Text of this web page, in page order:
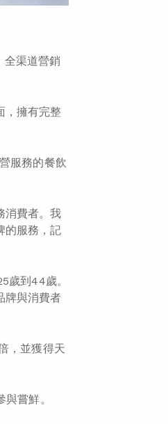
全渠道營銷
，擁有完整
服務的餐飲
消費者。我
的服務，記
歲到44歲。
牌與消費者
，並獲得天
嘗鮮。